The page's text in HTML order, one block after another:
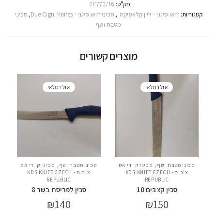
מק"ט: 2C770/16
קטגוריות: דואו סיגני - ליין קלאסיקה , סכיני דואו סיגני - Due Cigni Knifes , סכיני
מטבח ושף
מוצרים קשורים
אזל במלאי
סכיני מטבח ושף , סכיני קי די אס
צ'כיה - KDS KNIFE CZECH
REPUBLIC
סכין קצבים 10
₪150
אזל במלאי
סכיני מטבח ושף , סכיני קי די אס
צ'כיה - KDS KNIFE CZECH
REPUBLIC
סכין לפריסת בשר 8
₪140